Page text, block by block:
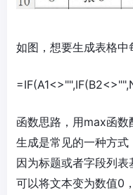
如图，想要生成表格中
函数思路，用max函
生成是常见的一种方式
因为标题或者字段列
可以将文本变为数值0